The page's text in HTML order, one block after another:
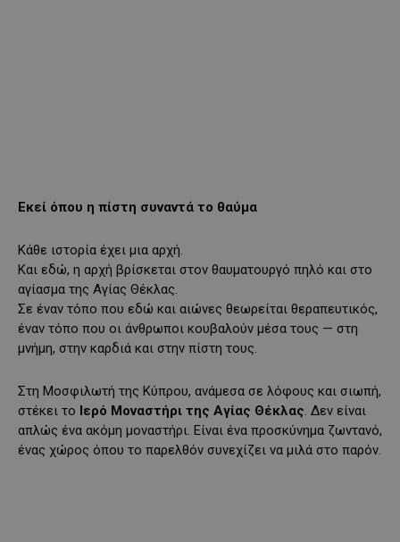
Εκεί όπου η πίστη συναντά το θαύμα
Κάθε ιστορία έχει μια αρχή.
Και εδώ, η αρχή βρίσκεται στον θαυματουργό πηλό και στο
αγίασμα της Αγίας Θέκλας.
Σε έναν τόπο που εδώ και αιώνες θεωρείται θεραπευτικός,
έναν τόπο που οι άνθρωποι κουβαλούν μέσα τους — στη
μνήμη, στην καρδιά και στην πίστη τους.
Στη Μοσφιλωτή της Κύπρου, ανάμεσα σε λόφους και σιωπή,
στέκει το Ιερό Μοναστήρι της Αγίας Θέκλας. Δεν είναι
απλώς ένα ακόμη μοναστήρι. Είναι ένα προσκύνημα ζωντανό,
ένας χώρος όπου το παρελθόν συνεχίζει να μιλά στο παρόν.